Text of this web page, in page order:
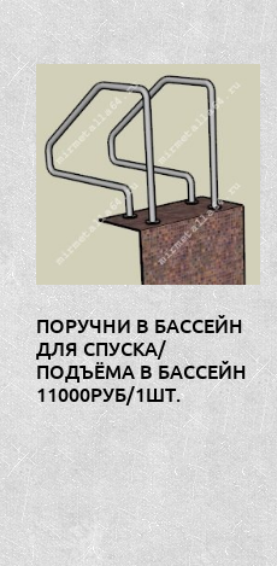
ПОРУЧНИ В БАССЕЙН
ДЛЯ СПУСКА/
ПОДЪЁМА В БАССЕЙН
11000РУБ/1ШТ.